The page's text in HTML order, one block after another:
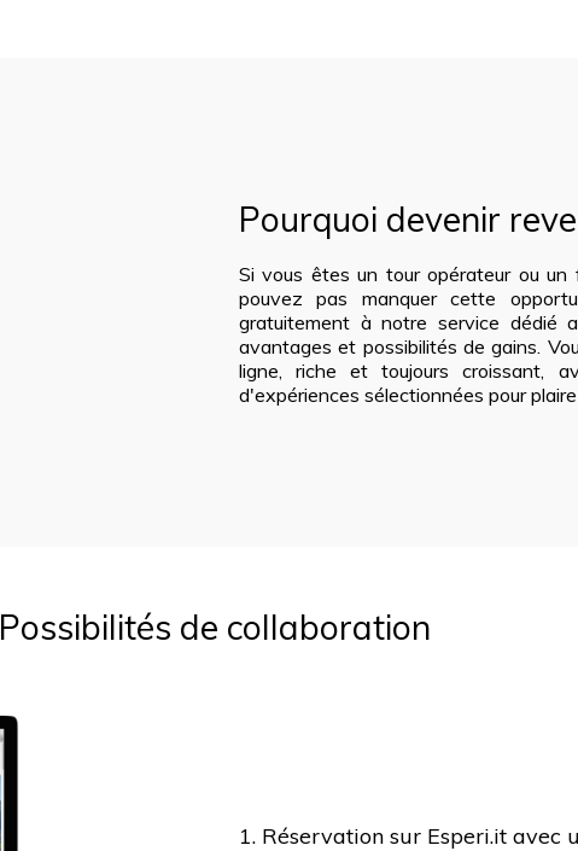
Pourquoi devenir
Si vous êtes un tour opérateur ou un
pouvez pas manquer cette
gratuitement à notre service dédié
avantages et possibilités de gains.
ligne, riche et toujours croissant,
d'expériences sélectionnées pour
Possibilités de collaboration
1. Réservation sur Esperi.it avec